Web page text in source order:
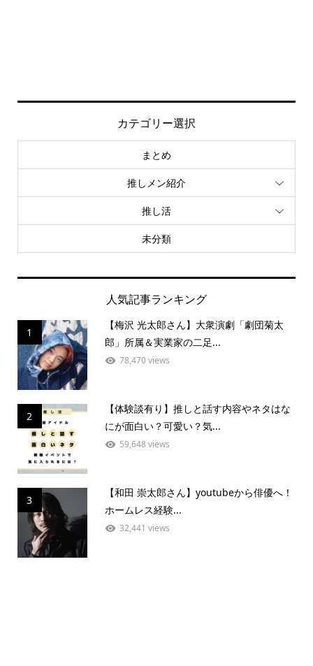
カテゴリー選択
まとめ
推しメン紹介
推し活
未分類
人気記事ランキング
1
【梅沢 光太郎さん】大衆演劇「劇団菊太
郎」所属＆実業家の二足...
78,470 views
2
【体験談有り】推しと話す内容やネタはな
にが面白い？可愛い？気...
59,648 views
3
【和田 崇太郎さん】youtubeから俳優へ！
ホームレス経験...
32,441 views